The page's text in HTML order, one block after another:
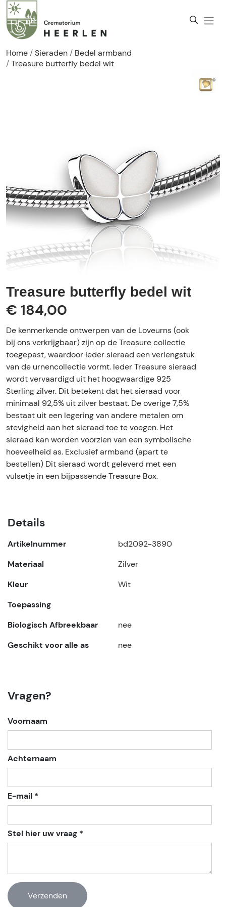
Home Sieraden
Bedel armband
Treasure butterfly bedel wit
Treasure butterfly bedel wit
€ 184,00
De kenmerkende ontwerpen van de Loveurns (ook
bij ons verkrijgbaar) zijn op de Treasure collectie
toegepast, waardoor ieder sieraad een verlengstuk
van de urnencollectie vormt. Ieder Treasure sieraad
wordt vervaardigd uit het hoogwaardige 925
Sterling zilver. Dit betekent dat het sieraad voor
minimaal 92,5% uit zilver bestaat. De overige 7,5%
bestaat uit een legering van andere metalen om
stevigheid aan het sieraad toe te voegen. Het
sieraad kan worden voorzien van een symbolische
hoeveelheid as. Exclusief armband (apart te
bestellen) Dit sieraad wordt geleverd met een
vulsetje in een bijpassende Treasure Box.
Details
Artikelnummer
bd2092-3890
Materiaal
Zilver
Kleur
Wit
Toepassing
Biologisch Afbreekbaar
nee
Geschikt voor alle as
nee
Vragen?
Voornaam
Achternaam
E-mail *
Stel hier uw vraag *